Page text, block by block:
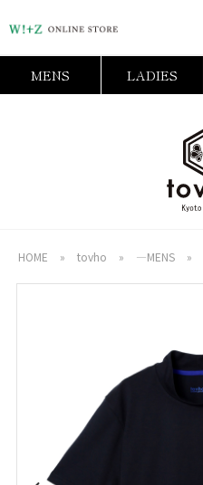
MENS LADIES
HOME » tovho » ―MENS »